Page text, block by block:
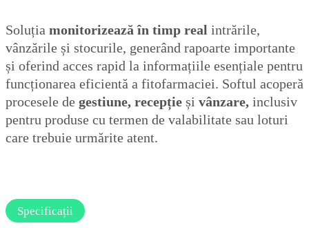
Soluția monitorizează în timp real intrările,
vânzările și stocurile, generând rapoarte importante
și oferind acces rapid la informațiile esențiale pentru
funcționarea eficientă a fitofarmaciei. Softul acoperă
procesele de gestiune, recepție și vânzare, inclusiv
pentru produse cu termen de valabilitate sau loturi
care trebuie urmărite atent.
Specificații